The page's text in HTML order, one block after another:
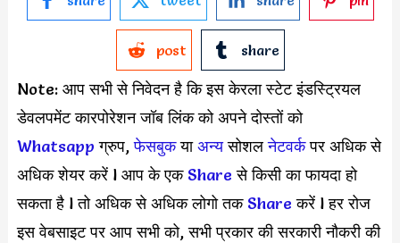
post share
Note: आप सभी से निवेदन है कि इस केरला स्टेट इंडस्ट्रियल
डेवलपमेंट कारपोरेशन जॉब लिंक को अपने दोस्तों को
Whatsapp ग्रुप,फेसबुकयाअन्यसोशलनेटवर्कपर अधिक से
अधिक शेयर करें l आप के एक Shareसे किसी का फायदा हो
सकता है l तो अधिक से अधिक लोगो तकShareकरें l हर रोज
इस वेबसाइट पर आप सभी को, सभी प्रकार की सरकारी नौकरी की